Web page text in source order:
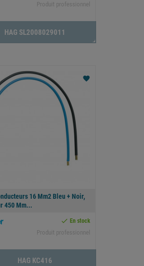
Produit professionnel
HAG SL2008029011
16 Mm2 Bleu + Noir,
450 Mm...
 En stock
Produit professionnel
favorite
HAG KC416